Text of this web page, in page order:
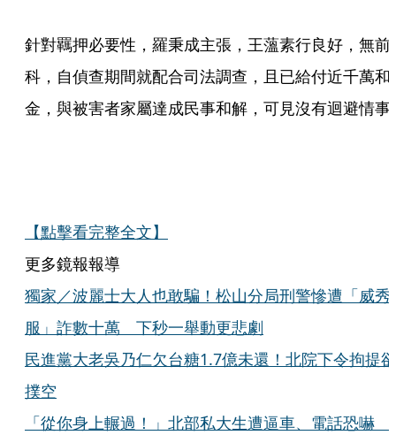
針對羈押必要性，羅秉成主張，王薀素行良好，無前
科，自偵查期間就配合司法調查，且已給付近千萬和
金，與被害者家屬達成民事和解，可見沒有迴避情事
【點擊看完整全文】
更多鏡報報導
獨家／波麗士大人也敢騙！松山分局刑警慘遭「威秀
服」詐數十萬 下秒一舉動更悲劇
民進黨大老吳乃仁欠台糖1.7億未還！北院下令拘提卻
撲空
「從你身上輾過！」北部私大生遭逼車、電話恐嚇